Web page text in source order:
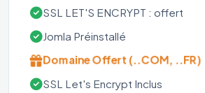
SSL LET'S ENCRYPT : offert
Jomla Préinstallé
Domaine Offert (..COM, ..FR)
SSL Let's Encrypt Inclus